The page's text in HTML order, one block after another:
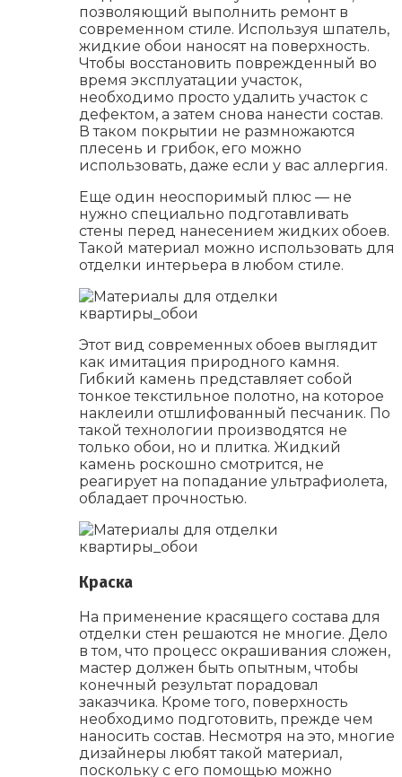
позволяющий выполнить ремонт в
современном стиле. Используя шпатель,
жидкие обои наносят на поверхность.
Чтобы восстановить поврежденный во
время эксплуатации участок,
необходимо просто удалить участок с
дефектом, а затем снова нанести состав.
В таком покрытии не размножаются
плесень и грибок, его можно
использовать, даже если у вас аллергия.
Еще один неоспоримый плюс — не
нужно специально подготавливать
стены перед нанесением жидких обоев.
Такой материал можно использовать для
отделки интерьера в любом стиле.
Этот вид современных обоев выглядит
как имитация природного камня.
Гибкий камень представляет собой
тонкое текстильное полотно, на которое
наклеили отшлифованный песчаник. По
такой технологии производятся не
только обои, но и плитка. Жидкий
камень роскошно смотрится, не
реагирует на попадание ультрафиолета,
обладает прочностью.
Краска
На применение красящего состава для
отделки стен решаются не многие. Дело
в том, что процесс окрашивания сложен,
мастер должен быть опытным, чтобы
конечный результат порадовал
заказчика. Кроме того, поверхность
необходимо подготовить, прежде чем
наносить состав. Несмотря на это, многие
дизайнеры любят такой материал,
поскольку с его помощью можно